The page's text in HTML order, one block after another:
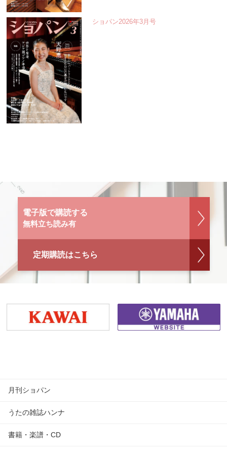
ショパン2026年3月号
電子版で購読する
無料立ち読み有
定期購読はこちら
月刊ショパン
うたの雑誌ハンナ
書籍・楽譜・CD